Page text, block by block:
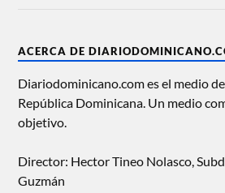
ACERCA DE
Diariodominicano.com es el medio
República Dominicana. Un medio
objetivo.
Director: Hector Tineo Nolasco,
Guzmán